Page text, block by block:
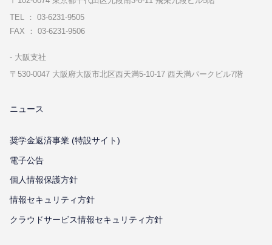
TEL ： 03-6231-9505
FAX ： 03-6231-9506
⼤阪⽀社
〒530-0047 ⼤阪府⼤阪市北区⻄天満5-10-17 ⻄天満パークビル7階
ニュース
奨学金返済事業 (特設サイト)
電子公告
個⼈情報保護⽅針
情報セキュリティ⽅針
クラウドサービス情報セキュリティ方針